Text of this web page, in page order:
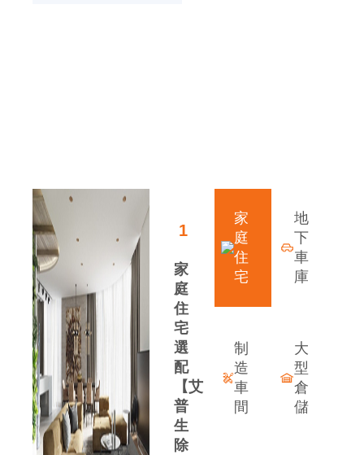
1
家
庭
住
宅
選
配
【艾
普
生
除
家
庭
住
宅
地
下
車
庫
制
造
車
間
大
型
倉
儲